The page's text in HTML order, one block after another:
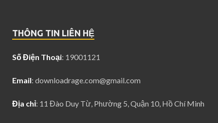
THÔNG TIN LIÊN HỆ
Số Điện Thoại: 19001121
Email: downloadrage.com@gmail.com
Địa chỉ: 11 Đào Duy Từ, Phường 5, Quận 10, Hồ Chí Minh